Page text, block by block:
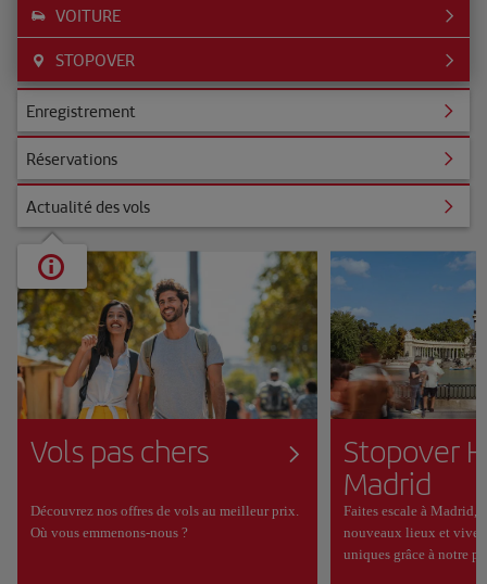
VOITURE
STOPOVER
Enregistrement
Réservations
Actualité des vols
vols
Vols pas chers
Découvrez nos offres de vols au meilleur prix.
Où vous emmenons-nous ?
Stopover
Madrid
Faites escale à Madrid,
nouveaux lieux et vivez
uniques grâce à notre